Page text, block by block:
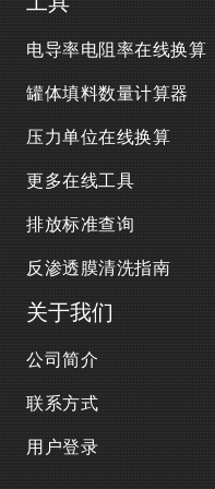
电导率电阻率在线换算
罐体填料数量计算器
压力单位在线换算
更多在线工具
排放标准查询
反渗透膜清洗指南
关于我们
公司简介
联系方式
用户登录